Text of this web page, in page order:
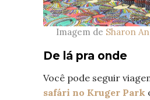
Imagem de Sharon
De lá pra onde
Você pode seguir
safári no Kruger Park